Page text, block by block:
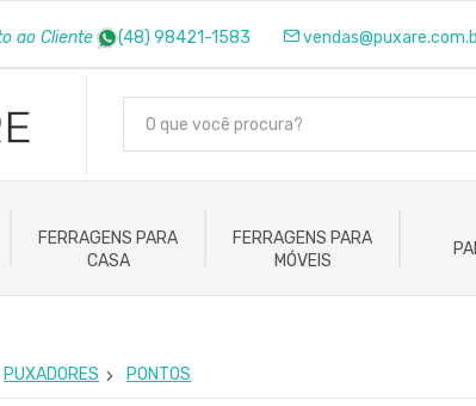
ao Cliente (48) 98421-1583
FERRAGENS PARA
CASA
FERRAGENS PARA
MÓVEIS
PUXADORES PONTOS